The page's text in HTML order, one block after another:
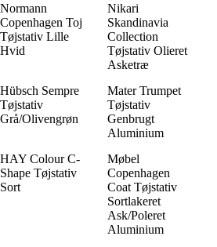
Normann
Copenhagen Toj
Tøjstativ Lille
Hvid
Nikari
Skandinavia
Collection
Tøjstativ Olieret
Asketræ
Hübsch Sempre
Tøjstativ
Grå/Olivengrøn
Mater Trumpet
Tøjstativ
Genbrugt
Aluminium
HAY Colour C-
Shape Tøjstativ
Sort
Møbel
Copenhagen
Coat Tøjstativ
Sortlakeret
Ask/Poleret
Aluminium